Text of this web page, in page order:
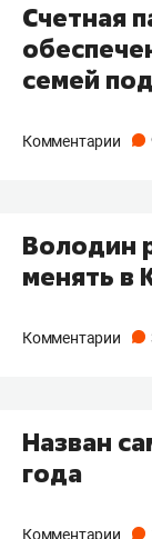
Счетная
семей
Комментарии
​Володин
менять в
Комментарии
Назван
года
Комментарии